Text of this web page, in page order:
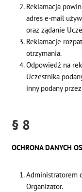
Reklamacja
adres e-mail
oraz żądanie
Reklamacje
otrzymania.
Odpowiedź na
Uczestnika
inny podany
§ 8
OCHRONA DANYCH
Administratorem
Organizator.